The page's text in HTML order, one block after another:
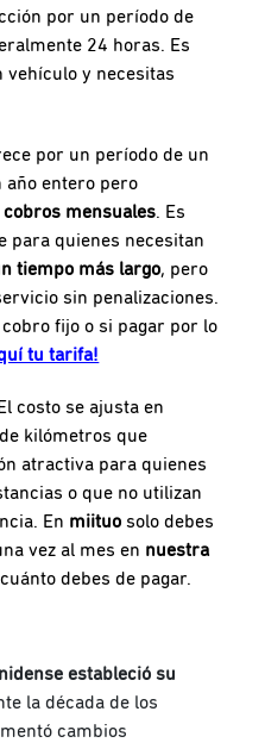
por un período de
24 horas. Es
vehículo y necesitas
por un período de un
año entero pero
cobros mensuales. Es
para quienes necesitan
tiempo más largo, pero
sin penalizaciones.
fijo o si pagar por lo
tu tarifa!
costo se ajusta en
kilómetros que
atractiva para quienes
o que no utilizan
En miituosolo debes
vez al mes en nuestra
debes de pagar.
estableció su
la década de los
cambios